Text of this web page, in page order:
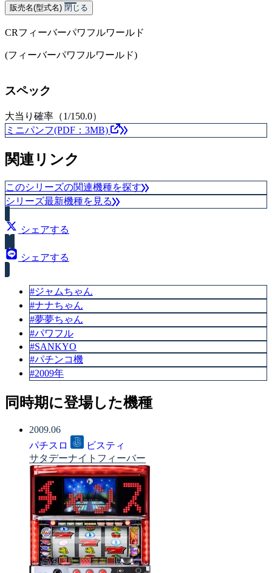
販売名(型式名) 閉じる
CRフィーバーパワフルワールド
(フィーバーパワフルワールド)
スペック
大当り確率（1/150.0）
ミニパンフ(PDF：3MB)
関連リンク
このシリーズの関連機種を探す
シリーズ最新機種を見る
シェアする
シェアする
#ジャムちゃん
#ナナちゃん
#夢夢ちゃん
#パワフル
#SANKYO
#パチンコ機
#2009年
同時期に登場した機種
2009.06
パチスロ
ビスティ
サタデーナイトフィーバー